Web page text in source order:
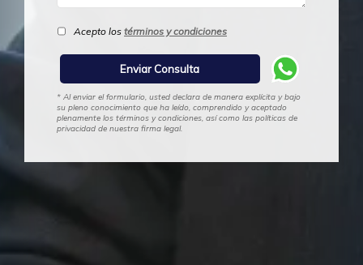
Acepto los términos y condiciones
* Al enviar el formulario, usted declara de manera explícita y bajo
su pleno conocimiento que ha leído, comprendido y aceptado
plenamente los términos y condiciones, así como las políticas de
privacidad de nuestra firma legal.